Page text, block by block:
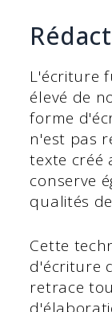
L'écriture
élevé de
forme
n'est pas
texte créé
conserve
qualités
Cette
d'écriture
retrace